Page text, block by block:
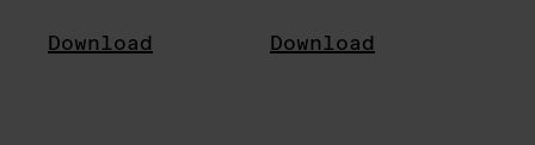
Download Download